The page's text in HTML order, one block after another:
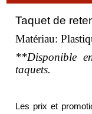
Taquet de
Matériau:
**Disponible
taquets.
Les prix et